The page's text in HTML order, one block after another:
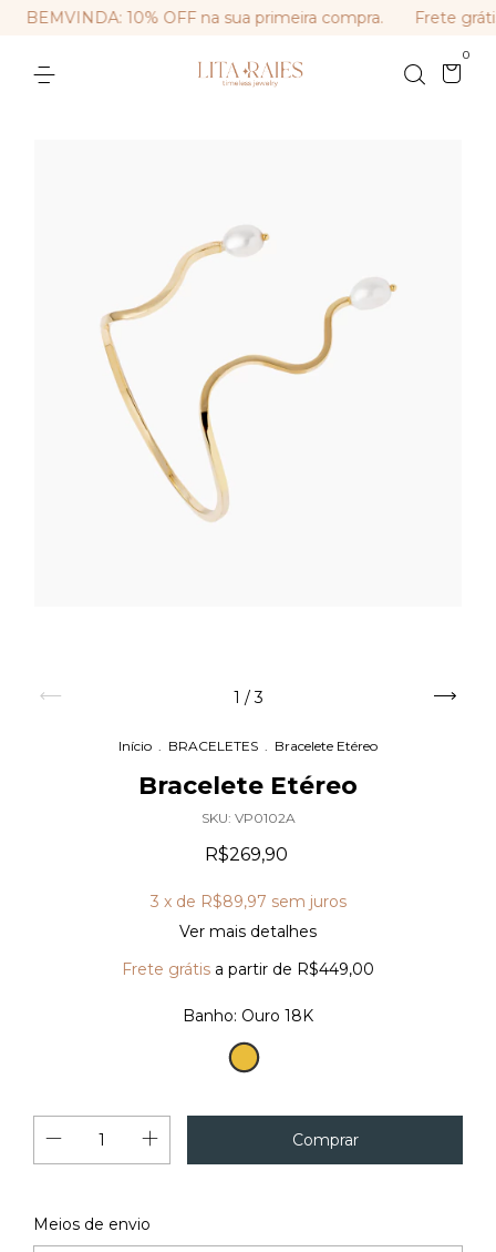
BEMVINDA: 10% OFF na sua primeira compra. Frete
0
1 /3
Início BRACELETES Bracelete Etéreo
Bracelete Etéreo
SKU: VP0102A
R$269,90
3 x de R$89,97 sem juros
Ver mais detalhes
Frete grátis a partir de R$449,00
Banho: Ouro 18K
Ouro
18K
Entregas para o CEP:
Meios de envio